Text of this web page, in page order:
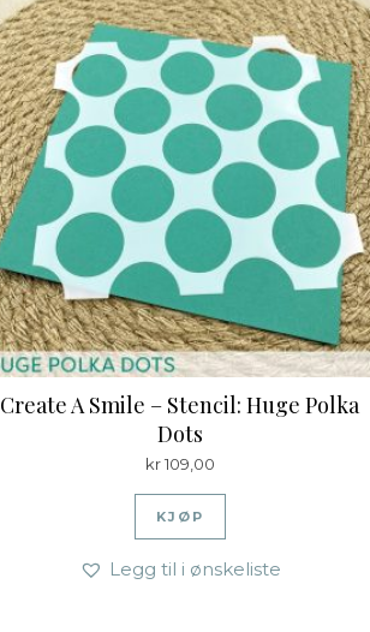
Create A Smile – Stencil: Huge Polka
Dots
kr109,00
KJØP
Legg til i ønskeliste